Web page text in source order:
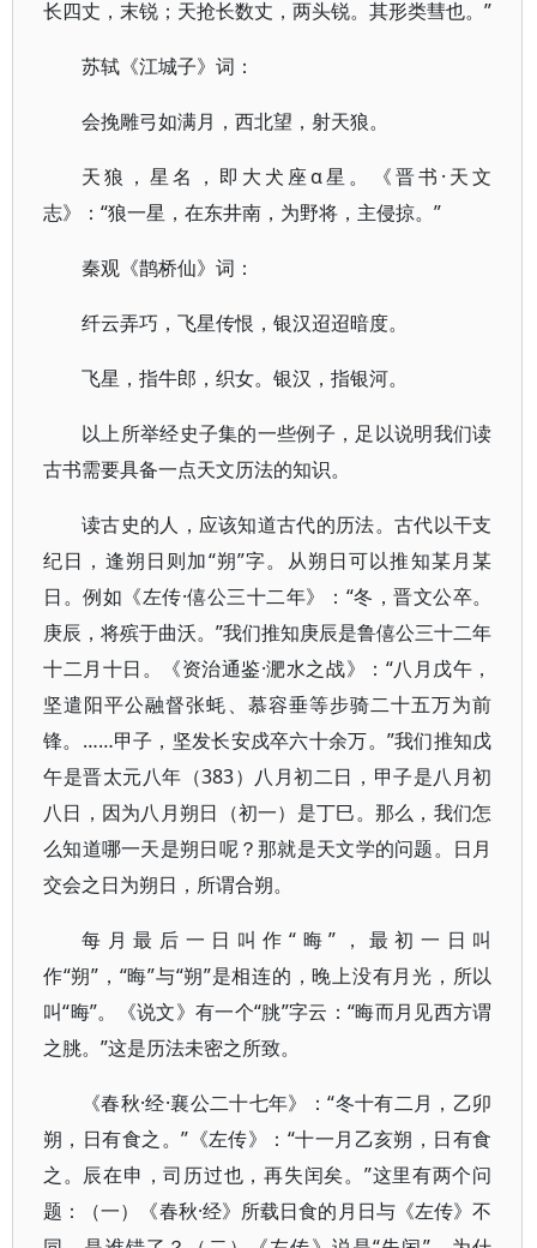
长四丈，末锐；天抢长数丈，两头锐。其形类彗也。”
苏轼《江城子》词：
会挽雕弓如满月，西北望，射天狼。
天狼，星名，即大犬座α星。《晋书·天文
志》：“狼一星，在东井南，为野将，主侵掠。”
秦观《鹊桥仙》词：
纤云弄巧，飞星传恨，银汉迢迢暗度。
飞星，指牛郎，织女。银汉，指银河。
以上所举经史子集的一些例子，足以说明我们读
古书需要具备一点天文历法的知识。
读古史的人，应该知道古代的历法。古代以干支
纪日，逢朔日则加“朔”字。从朔日可以推知某月某
日。例如《左传·僖公三十二年》：“冬，晋文公卒。
庚辰，将殡于曲沃。”我们推知庚辰是鲁僖公三十二年
十二月十日。《资治通鉴·淝水之战》：“八月戊午，
坚遣阳平公融督张蚝、慕容垂等步骑二十五万为前
锋。……甲子，坚发长安戍卒六十余万。”我们推知戊
午是晋太元八年（383）八月初二日，甲子是八月初
八日，因为八月朔日（初一）是丁巳。那么，我们怎
么知道哪一天是朔日呢？那就是天文学的问题。日月
交会之日为朔日，所谓合朔。
每月最后一日叫作“晦”，最初一日叫
作“朔”，“晦”与“朔”是相连的，晚上没有月光，所以
叫“晦”。《说文》有一个“朓”字云：“晦而月见西方谓
之朓。”这是历法未密之所致。
《春秋·经·襄公二十七年》：“冬十有二月，乙卯
朔，日有食之。”《左传》：“十一月乙亥朔，日有食
之。辰在申，司历过也，再失闰矣。”这里有两个问
题：（一）《春秋·经》所载日食的月日与《左传》不